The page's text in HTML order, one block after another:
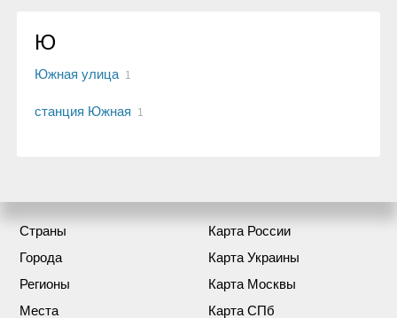
Ю
Южная улица 1
станция Южная 1
Страны
Города
Регионы
Места
Карта России
Карта Украины
Карта Москвы
Карта СПб